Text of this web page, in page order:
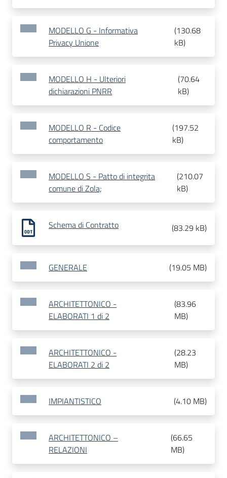
MODELLO G - Informativa
Privacy Unione
(130.68
kB)
MODELLO H - Ulteriori
dichiarazioni PNRR
(70.64
kB)
MODELLO R - Codice
comportamento
(197.52
kB)
MODELLO S - Patto di integrita
comune di Zola;
(210.07
kB)
Schema di Contratto (83.29 kB)
GENERALE (19.05 MB)
ARCHITETTONICO -
ELABORATI 1 di 2
(83.96
MB)
ARCHITETTONICO -
ELABORATI 2 di 2
(28.23
MB)
IMPIANTISTICO (4.10 MB)
ARCHITETTONICO –
RELAZIONI
(66.65
MB)